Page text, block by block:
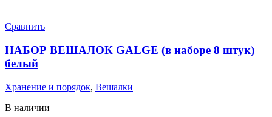
Сравнить
НАБОР ВЕШАЛОК GALGE (в наборе 8 штук)
белый
Хранение и порядок, Вешалки
В наличии